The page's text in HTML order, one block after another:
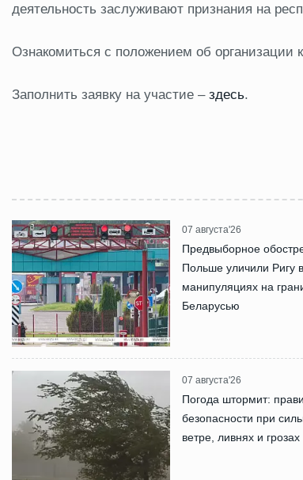
деятельность заслуживают признания на
Ознакомиться с положением об организации
Заполнить заявку на участие – здесь.
07 августа'26
Предвыборное
Польше уличили Ригу в
манипуляциях на
Беларусью
07 августа'26
Погода штормит:
безопасности при
ветре, ливнях и грозах